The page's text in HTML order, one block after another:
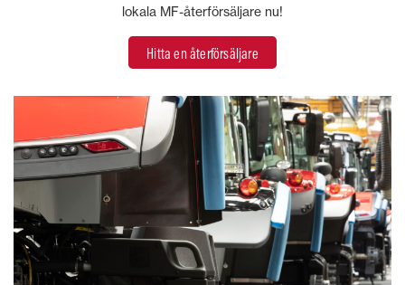
lokala MF-återförsäljare nu!
Hitta en återförsäljare